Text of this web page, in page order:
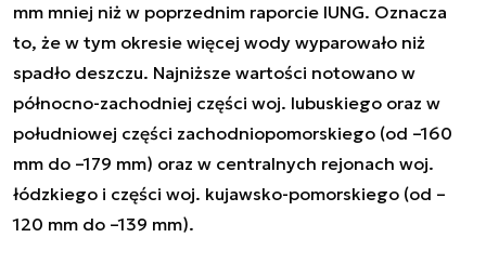
mm mniej niż w poprzednim raporcie IUNG. Oznacza
to, że w tym okresie więcej wody wyparowało niż
spadło deszczu. Najniższe wartości notowano w
północno-zachodniej części woj. lubuskiego oraz w
południowej części zachodniopomorskiego (od –160
mm do –179 mm) oraz w centralnych rejonach woj.
łódzkiego i części woj. kujawsko-pomorskiego (od –
120 mm do –139 mm).